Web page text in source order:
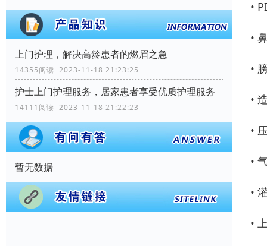
上门护理，解决高龄患者的燃眉之急
14355阅读 2023-11-18 21:23:25
护士上门护理服务，居家患者享受优质护理服务
14111阅读 2023-11-18 21:22:23
暂无数据
•
•
•
•
•
•
•
•